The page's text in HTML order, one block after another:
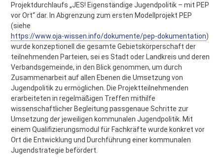
Projektdurchlaufs „JES! Eigenständige Jugendpolitik – mit PEP
vor Ort“ dar. In Abgrenzung zum ersten Modellprojekt PEP
(siehe
https://www.oja-wissen.info/dokumente/pep-dokumentation)
wurde konzeptionell die gesamte Gebietskörperschaft der
teilnehmenden Parteien, sei es Stadt oder Landkreis und deren
Verbandsgemeinde, in den Blick genommen, um durch
Zusammenarbeit auf allen Ebenen die Umsetzung von
Jugendpolitik zu ermöglichen. Die Projektteilnehmenden
erarbeiteten in regelmäßigen Treffen mithilfe
wissenschaftlicher Begleitung passgenaue Schritte zur
Umsetzung der jeweiligen kommunalen Jugendpolitik. Mit
einem Qualifizierungsmodul für Fachkräfte wurde konkret vor
Ort die Entwicklung und Durchführung einer kommunalen
Jugendstrategie befördert.